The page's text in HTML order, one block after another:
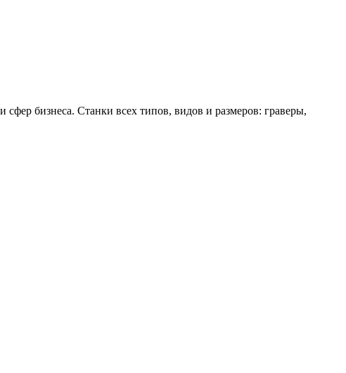
бизнеса. Станки всех типов, видов и размеров: граверы,